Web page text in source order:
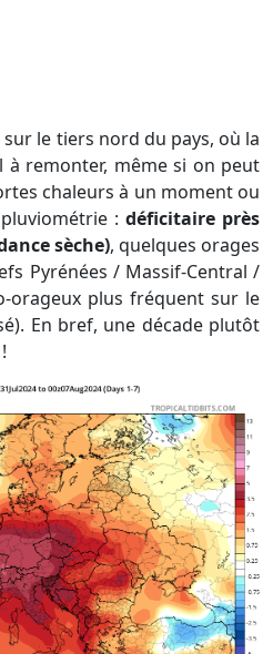
à remonter, même si on peut
chaleurs à un moment ou
: déficitaire près
sèche), quelques orages
Pyrénées / Massif-Central /
orageux plus fréquent sur le
En bref, une décade plutôt